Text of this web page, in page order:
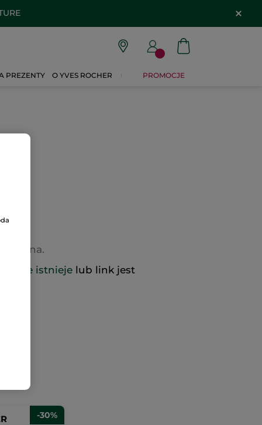
PREZENTY O YVES ROCHER PROMOCJE
nie istniejelub link jest
-30%